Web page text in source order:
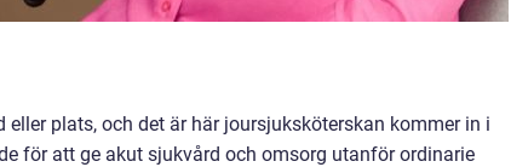
plats, och det är här joursjuksköterskan kommer in i
för att ge akut sjukvård och omsorg utanför ordinarie